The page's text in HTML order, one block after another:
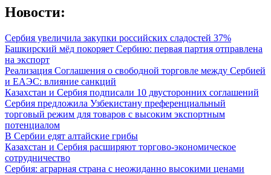
Новости:
Сербия увеличила закупки российских сладостей 37%
Башкирский мёд покоряет Сербию: первая партия отправлена
на экспорт
Реализация Соглашения о свободной торговле между Сербией
и ЕАЭС: влияние санкций
Казахстан и Сербия подписали 10 двусторонних соглашений
Сербия предложила Узбекистану преференциальный
торговый режим для товаров с высоким экспортным
потенциалом
В Сербии едят алтайские грибы
Казахстан и Сербия расширяют торгово-экономическое
сотрудничество
Сербия: аграрная страна с неожиданно высокими ценами